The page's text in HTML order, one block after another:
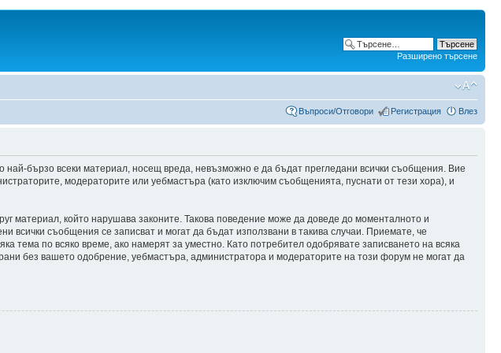
Разширено търсене
Въпроси/Отговори Регистрация Влез
бързо всеки материал, носещ вреда, невъзможно е да бъдат прегледани всички съобщения. Вие
модераторите или уебмастъра (като изключим съобщенията, пуснати от тези хора), и
материал, който нарушава законите. Такова поведение може да доведе до моменталното и
всички съобщения се записват и могат да бъдат използвани в такива случаи. Приемате, че
тема по всяко време, ако намерят за уместно. Като потребител одобрявате записването на всяка
без вашето одобрение, уебмастъра, администратора и модераторите на този форум не могат да